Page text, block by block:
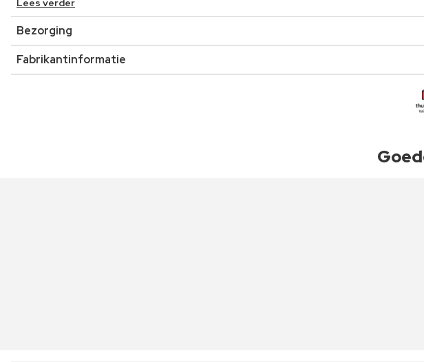
Lees verder
Bezorging
Fabrikantinformatie